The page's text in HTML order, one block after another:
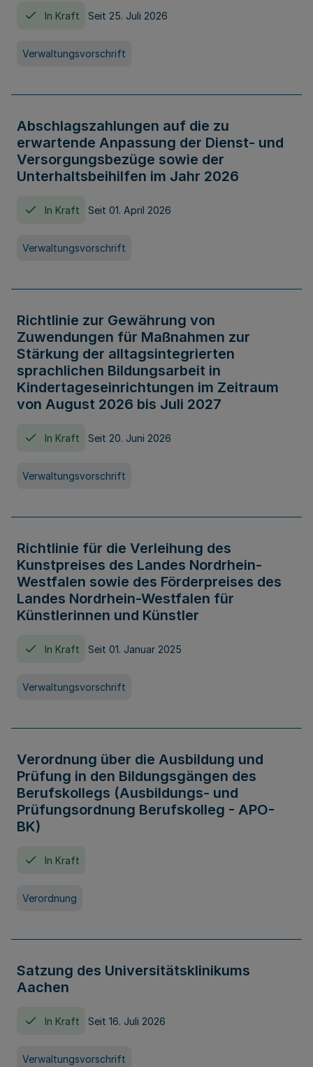
In Kraft Seit 25. Juli 2026
Verwaltungsvorschrift
Abschlagszahlungen auf die zu
erwartende Anpassung der Dienst- und
Versorgungsbezüge sowie der
Unterhaltsbeihilfen im Jahr 2026
In Kraft Seit 01. April 2026
Verwaltungsvorschrift
Richtlinie zur Gewährung von
Zuwendungen für Maßnahmen zur
Stärkung der alltagsintegrierten
sprachlichen Bildungsarbeit in
Kindertageseinrichtungen im Zeitraum
von August 2026 bis Juli 2027
In Kraft Seit 20. Juni 2026
Verwaltungsvorschrift
Richtlinie für die Verleihung des
Kunstpreises des Landes Nordrhein-
Westfalen sowie des Förderpreises des
Landes Nordrhein-Westfalen für
Künstlerinnen und Künstler
In Kraft Seit 01. Januar 2025
Verwaltungsvorschrift
Verordnung über die Ausbildung und
Prüfung in den Bildungsgängen des
Berufskollegs (Ausbildungs- und
Prüfungsordnung Berufskolleg - APO-
BK)
In Kraft
Verordnung
Satzung des Universitätsklinikums
Aachen
In Kraft Seit 16. Juli 2026
Verwaltungsvorschrift